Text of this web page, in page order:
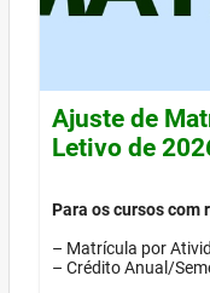
Ajuste de
Letivo de
Para os cursos com
– Matrícula por
– Crédito Anual/